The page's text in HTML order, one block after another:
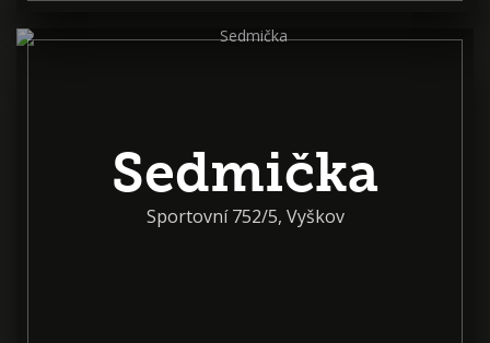
Sedmička
Sportovní 752/5, Vyškov